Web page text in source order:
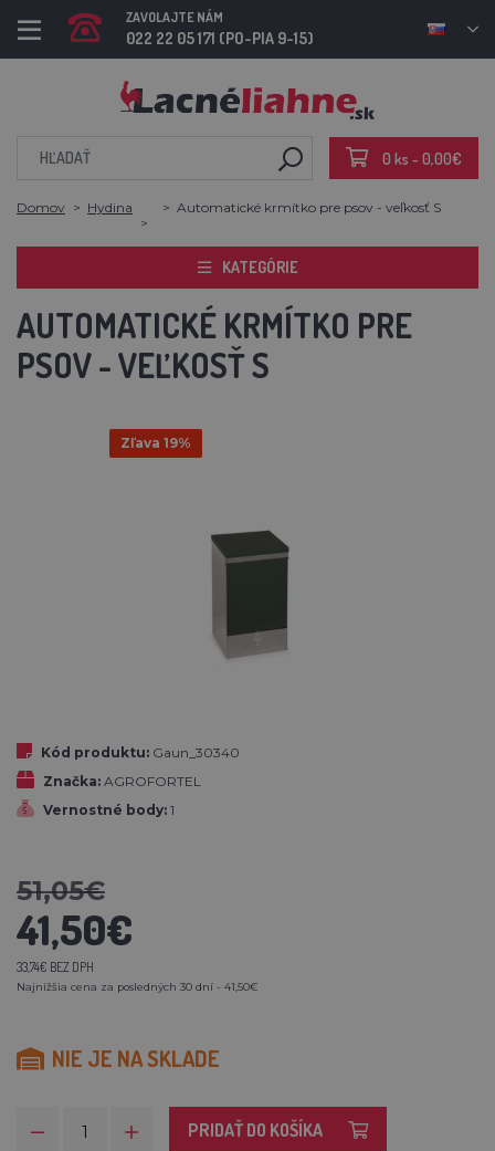
ZAVOLAJTE NÁM
022 22 05 171 (PO-PIA 9-15)
0 ks - 0,00€
Domov Hydina Automatické krmítko pre psov - veľkosť S
KATEGÓRIE
AUTOMATICKÉ KRMÍTKO PRE
PSOV - VEĽKOSŤ S
Zľava 19%
Kód produktu: Gaun_30340
Značka: AGROFORTEL
Vernostné body: 1
51,05€
41,50€
33,74€ BEZ DPH
Najnižšia cena za posledných 30 dní - 41,50€
NIE JE NA SKLADE
PRIDAŤ DO KOŠÍKA